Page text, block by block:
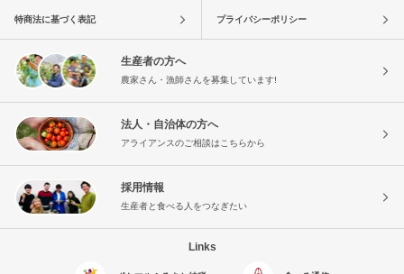
特商法に基づく表記 プライバシーポリシー
生産者の方へ
農家さん・漁師さんを募集しています!
法人・自治体の方へ
アライアンスのご相談はこちらから
採用情報
生産者と食べる人をつなぎたい
Links